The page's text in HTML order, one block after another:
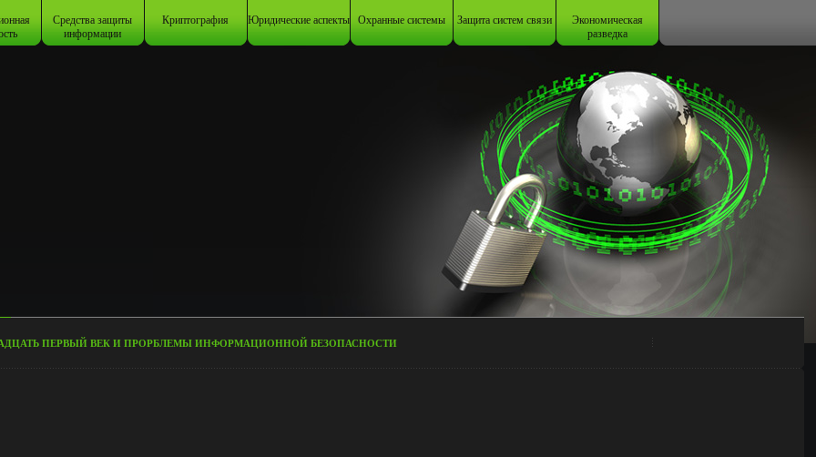
Средства защиты
информации
Криптография Юридические аспекты Охранные системы Защита систем связи Экономическая
разведка
ПЕРВЫЙ ВЕК И ПРОРБЛЕМЫ ИНФОРМАЦИОННОЙ БЕЗОПАСНОСТИ